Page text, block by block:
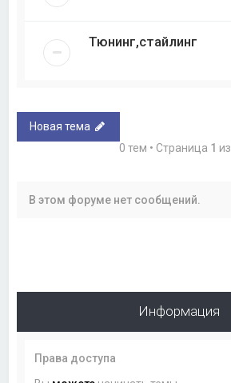
Тюнинг,стайлинг
Новая тема
0 тем • Страница 1 из
В этом форуме нет сообщений.
Информация
Права доступа